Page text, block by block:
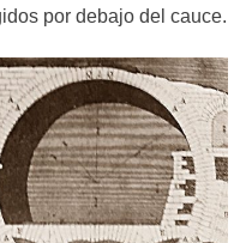
por debajo del cauce.